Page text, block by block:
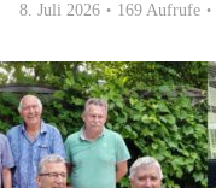
8. Juli 2026 169 Aufrufe